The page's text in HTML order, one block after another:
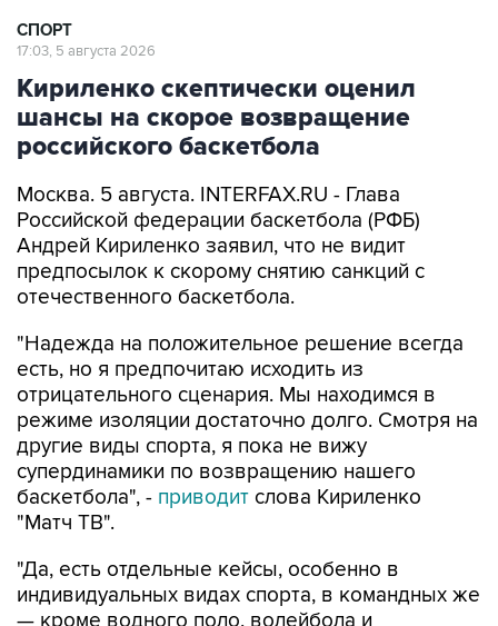
СПОРТ
17:03, 5 августа 2026
Кириленко скептически оценил
шансы на скорое возвращение
российского баскетбола
Москва. 5 августа. INTERFAX.RU - Глава
Российской федерации баскетбола (РФБ)
Андрей Кириленко заявил, что не видит
предпосылок к скорому снятию санкций с
отечественного баскетбола.
"Надежда на положительное решение всегда
есть, но я предпочитаю исходить из
отрицательного сценария. Мы находимся в
режиме изоляции достаточно долго. Смотря на
другие виды спорта, я пока не вижу
супердинамики по возвращению нашего
баскетбола", - приводит слова Кириленко
"Матч ТВ".
"Да, есть отдельные кейсы, особенно в
индивидуальных видах спорта, в командных же
— кроме водного поло, волейбола и